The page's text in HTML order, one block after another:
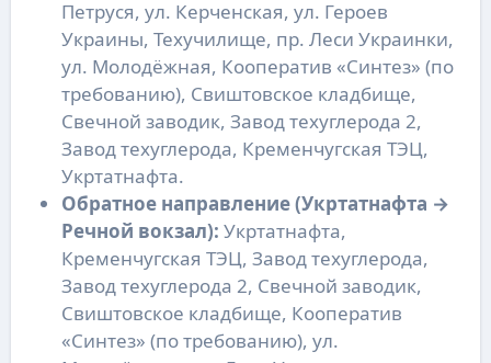
Петруся, ул. Керченская, ул. Героев
Украины, Техучилище, пр. Леси Украинки,
ул. Молодёжная, Кооператив «Синтез» (по
требованию), Свиштовское кладбище,
Свечной заводик, Завод техуглерода 2,
Завод техуглерода, Кременчугская ТЭЦ,
Укртатнафта.
Обратное направление (Укртатнафта →
Речной вокзал): Укртатнафта,
Кременчугская ТЭЦ, Завод техуглерода,
Завод техуглерода 2, Свечной заводик,
Свиштовское кладбище, Кооператив
«Синтез» (по требованию), ул.